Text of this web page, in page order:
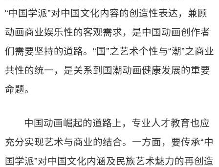
“中国学派”对中国文化内容的创造性表达，兼顾
动画商业娱乐性的客观需求，是中国动画创作者
们需要坚持的道路。“国”之艺术个性与“潮”之商业
共性的统一，是关系到国潮动画健康发展的重要
命题。
中国动画崛起的道路上，专业人才教育也应
充分实现艺术与商业的结合。一方面，要传承“中
国学派”对中国文化内涵及民族艺术魅力的再创造